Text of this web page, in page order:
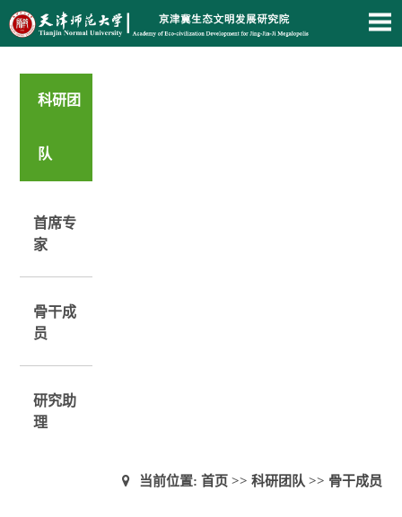
科研团
队
首席专
家
骨干成
员
研究助
理
当前位置: 首页 >> 科研团队 >> 骨干成员